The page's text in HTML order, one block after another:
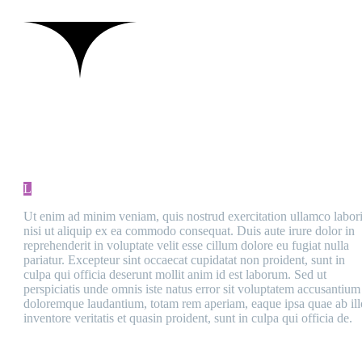
L
Ut enim ad minim veniam, quis nostrud exercitation ullamco
nisi ut aliquip ex ea commodo consequat. Duis aute irure dolor in
reprehenderit in voluptate velit esse cillum dolore eu fugiat nulla
pariatur. Excepteur sint occaecat cupidatat non proident, sunt in
culpa qui officia deserunt mollit anim id est laborum. Sed ut
perspiciatis unde omnis iste natus error sit voluptatem accusantium
doloremque laudantium, totam rem aperiam, eaque ipsa quae ab
inventore veritatis et quasin proident, sunt in culpa qui officia de.